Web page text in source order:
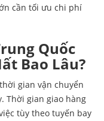
cần tối ưu chi phí
Quốc
Bao Lâu?
gian vận chuyển
Thời gian giao hàng
tùy theo tuyến bay